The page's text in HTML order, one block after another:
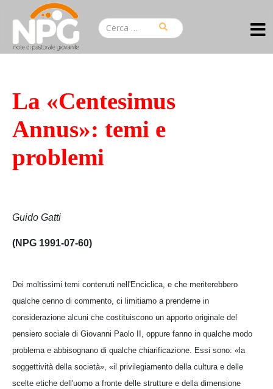
La «Centesimus
Annus»: temi e
problemi
Guido Gatti
(NPG 1991-07-60)
Dei moltissimi temi contenuti nell'Enciclica, e che meriterebbero
qualche cenno di commento, ci limitiamo a prenderne in
considerazione alcuni che costituiscono un apporto originale del
pensiero sociale di Giovanni Paolo II, oppure fanno in qualche modo
problema e abbisognano di qualche chiarificazione. Essi sono: «la
soggettività della società», «il privilegiamento della cultura e delle
scelte etiche dell'uomo a fronte delle strutture e della dimensione